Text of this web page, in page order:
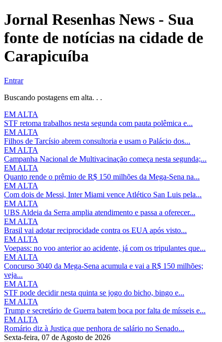
Jornal Resenhas News - Sua
fonte de notícias na cidade de
Carapicuíba
Entrar
Buscando postagens em alta. . .
EM ALTA
STF retoma trabalhos nesta segunda com pauta polêmica e...
EM ALTA
Filhos de Tarcísio abrem consultoria e usam o Palácio dos...
EM ALTA
Campanha Nacional de Multivacinação começa nesta segunda;...
EM ALTA
Quanto rende o prêmio de R$ 150 milhões da Mega-Sena na...
EM ALTA
Com dois de Messi, Inter Miami vence Atlético San Luis pela...
EM ALTA
UBS Aldeia da Serra amplia atendimento e passa a oferecer...
EM ALTA
Brasil vai adotar reciprocidade contra os EUA após visto...
EM ALTA
Voepass: no voo anterior ao acidente, já com os tripulantes que...
EM ALTA
Concurso 3040 da Mega-Sena acumula e vai a R$ 150 milhões;
veja...
EM ALTA
STF pode decidir nesta quinta se jogo do bicho, bingo e...
EM ALTA
Trump e secretário de Guerra batem boca por falta de mísseis e...
EM ALTA
Romário diz à Justiça que penhora de salário no Senado...
Sexta-feira, 07 de Agosto de 2026